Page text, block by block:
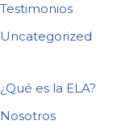
Testimonios
Uncategorized
¿Qué es la ELA?
Nosotros